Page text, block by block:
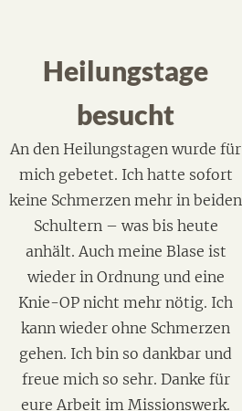
Heilungstage
besucht
An den Heilungstagen wurde für
mich gebetet. Ich hatte sofort
keine Schmerzen mehr in beiden
Schultern – was bis heute
anhält. Auch meine Blase ist
wieder in Ordnung und eine
Knie-OP nicht mehr nötig. Ich
kann wieder ohne Schmerzen
gehen. Ich bin so dankbar und
freue mich so sehr. Danke für
eure Arbeit im Missionswerk.